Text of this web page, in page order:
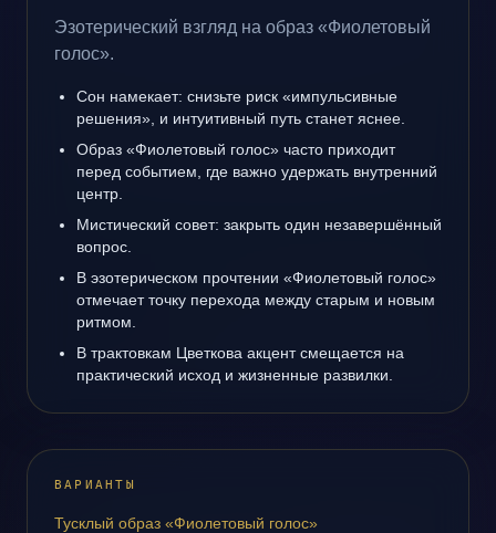
Эзотерический взгляд на образ «Фиолетовый
голос».
Сон намекает: снизьте риск «импульсивные
решения», и интуитивный путь станет яснее.
Образ «Фиолетовый голос» часто приходит
перед событием, где важно удержать внутренний
центр.
Мистический совет: закрыть один незавершённый
вопрос.
В эзотерическом прочтении «Фиолетовый голос»
отмечает точку перехода между старым и новым
ритмом.
В трактовкам Цветкова акцент смещается на
практический исход и жизненные развилки.
ВАРИАНТЫ
Тусклый образ «Фиолетовый голос»